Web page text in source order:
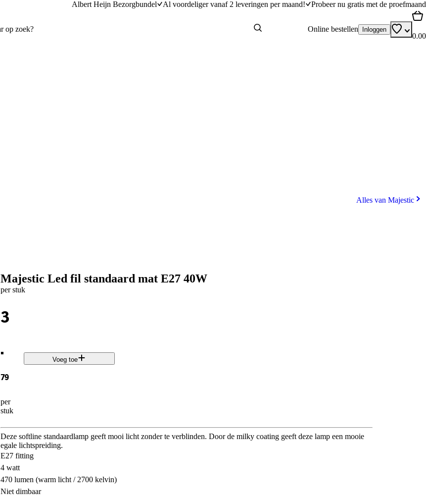
Albert Heijn Bezorgbundel Al voordeliger vanaf 2 leveringen per maand! Probeer nu gratis met de proefmaand
Online bestellen Inloggen
0.00
Alles van Majestic
Majestic Led fil standaard mat E27 40W
per stuk
3
.
79
per
stuk
Voeg toe
Deze softline standaardlamp geeft mooi licht zonder te verblinden. Door de milky coating geeft deze lamp een mooie
egale lichtspreiding.
E27 fitting
4 watt
470 lumen (warm licht / 2700 kelvin)
Niet dimbaar